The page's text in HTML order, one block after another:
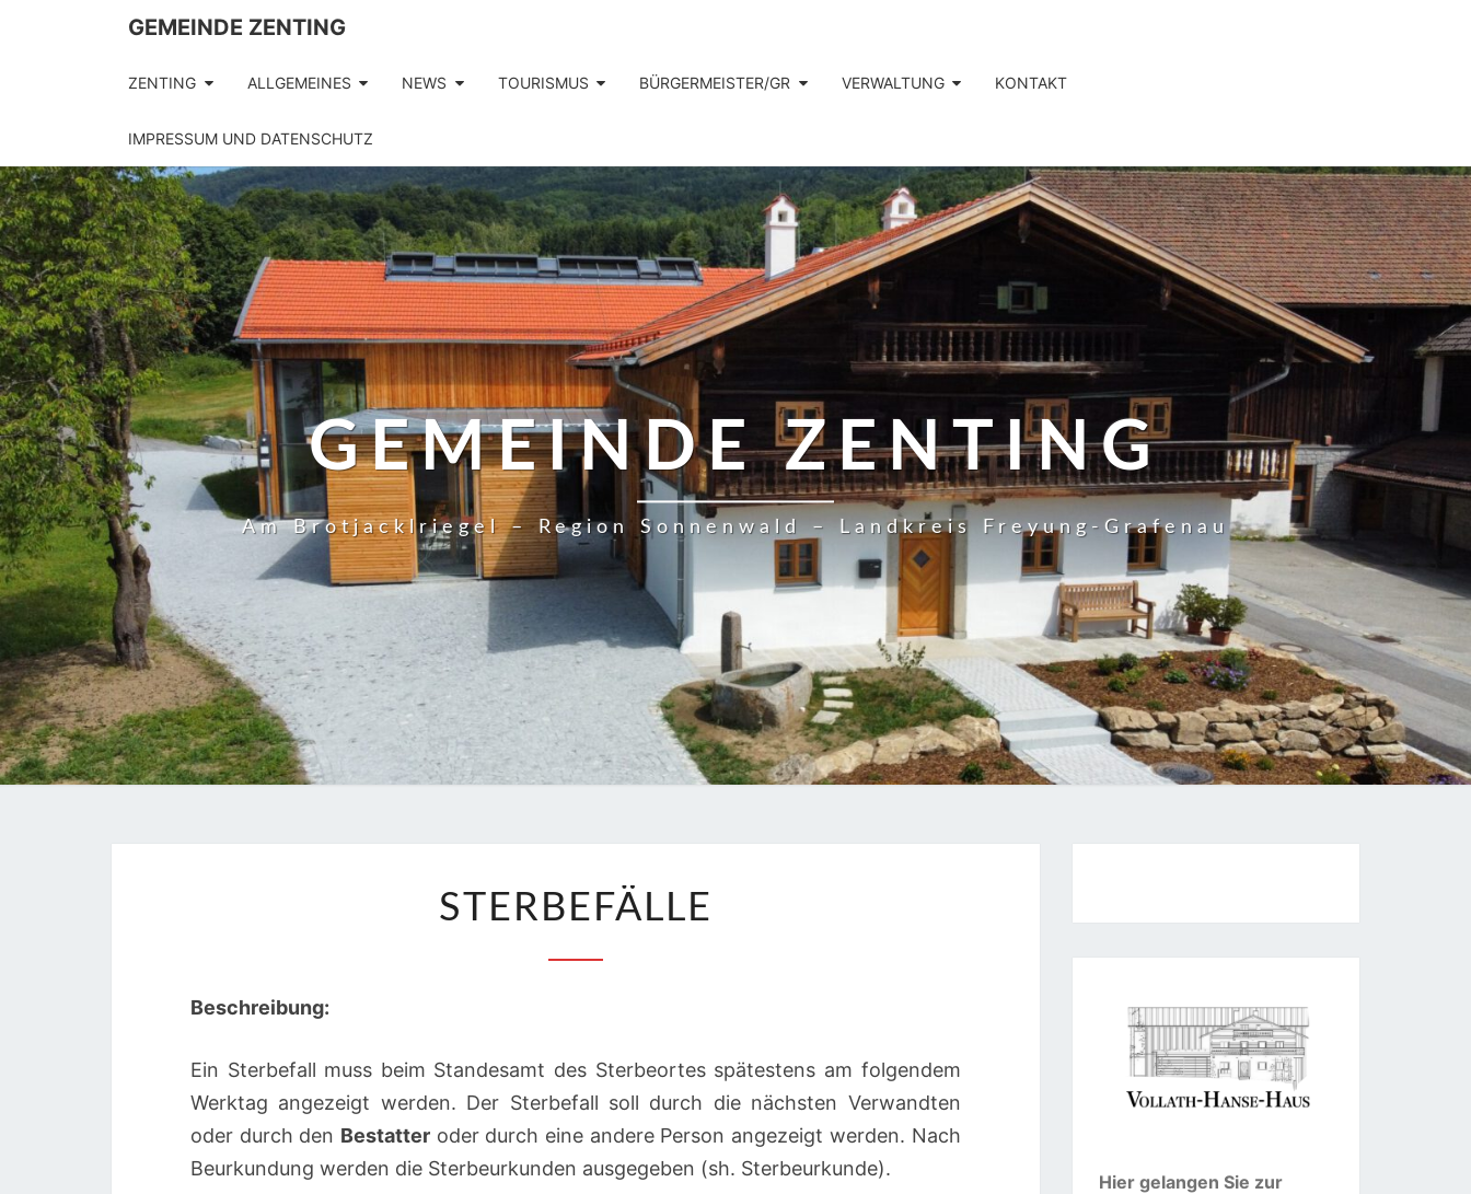
GEMEINDE ZENTING
ZENTING ALLGEMEINES NEWS TOURISMUS BÜRGERMEISTER/GR VERWALTUNG KONTAKT
IMPRESSUM UND DATENSCHUTZ
GEMEINDE ZENTING
Am Brotjacklriegel – Region Sonnenwald – Landkreis Freyung-Grafenau
STERBEFÄLLE
Beschreibung:
Ein Sterbefall muss beim Standesamt des Sterbeortes spätestens am folgendem
Werktag angezeigt werden. Der Sterbefall soll durch die nächsten Verwandten
oder durch den Bestatter oder durch eine andere Person angezeigt werden. Nach
Beurkundung werden die Sterbeurkunden ausgegeben (sh. Sterbeurkunde).
Hier gelangen Sie zur